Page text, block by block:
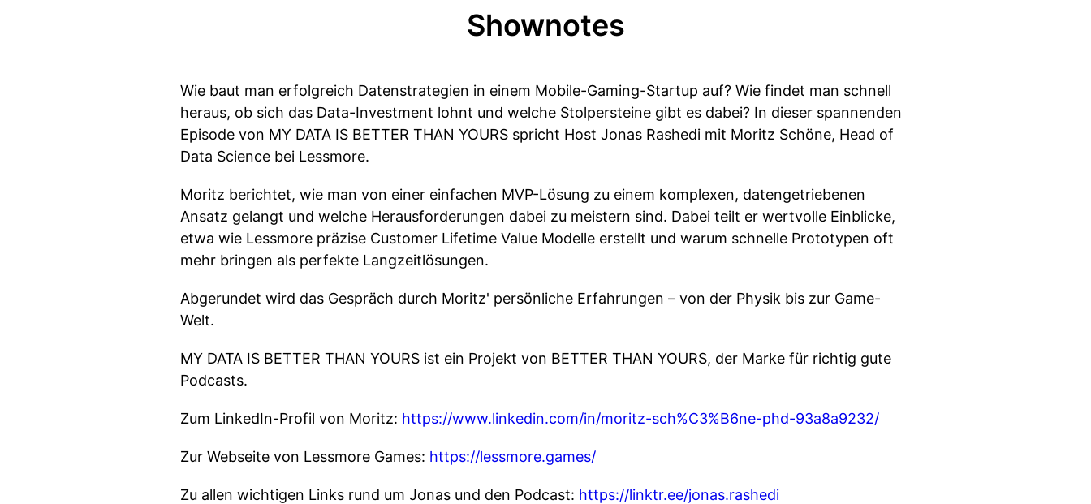
Shownotes
Wie baut man erfolgreich Datenstrategien in einem Mobile-Gaming-Startup auf? Wie findet man schnell
heraus, ob sich das Data-Investment lohnt und welche Stolpersteine gibt es dabei? In dieser spannenden
Episode von MY DATA IS BETTER THAN YOURS spricht Host Jonas Rashedi mit Moritz Schöne, Head of
Data Science bei Lessmore.
Moritz berichtet, wie man von einer einfachen MVP-Lösung zu einem komplexen, datengetriebenen
Ansatz gelangt und welche Herausforderungen dabei zu meistern sind. Dabei teilt er wertvolle Einblicke,
etwa wie Lessmore präzise Customer Lifetime Value Modelle erstellt und warum schnelle Prototypen oft
mehr bringen als perfekte Langzeitlösungen.
Abgerundet wird das Gespräch durch Moritz' persönliche Erfahrungen – von der Physik bis zur Game-
Welt.
MY DATA IS BETTER THAN YOURS ist ein Projekt von BETTER THAN YOURS, der Marke für richtig gute
Podcasts.
Zum LinkedIn-Profil von Moritz: https://www.linkedin.com/in/moritz-sch%C3%B6ne-phd-93a8a9232/
Zur Webseite von Lessmore Games: https://lessmore.games/
Zu allen wichtigen Links rund um Jonas und den Podcast: https://linktr.ee/jonas.rashedi